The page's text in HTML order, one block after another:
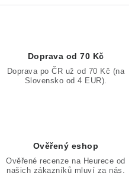
Doprava od 70 Kč
Doprava po ČR už od 70 Kč (na
Slovensko od 4 EUR).
Ověřený eshop
Ověřené recenze na Heurece od
našich zákazníků mluví za nás.